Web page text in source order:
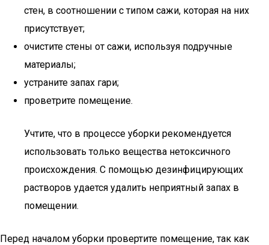
стен, в соотношении с типом сажи, которая на них
присутствует;
очистите стены от сажи, используя подручные
материалы;
устраните запах гари;
проветрите помещение.
Учтите, что в процессе уборки рекомендуется
использовать только вещества нетоксичного
происхождения. С помощью дезинфицирующих
растворов удается удалить неприятный запах в
помещении.
Перед началом уборки провертите помещение, так как